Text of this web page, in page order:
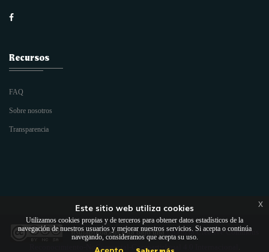
Recursos
FAQ
Sobre nosotros
Transparencia
Itsulapikoa.eusestá bajo una Licencia Creative Commons
Reconocimiento-NoComercial-CompartirIgual 4.0 Internacional
Este sitio web utiliza cookies
Utilizamos cookies propias y de terceros para obtener datos estadísticos de la
navegación de nuestros usuarios y mejorar nuestros servicios. Si acepta o continúa
navegando, consideramos que acepta su uso.
Acepto Saber más
x